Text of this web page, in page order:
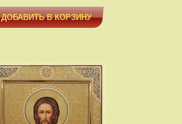
ДОБАВИТЬ В КОРЗИНУ